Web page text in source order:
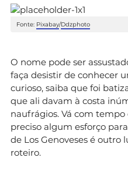
Fonte: Pixabay/Ddzphoto
O nome pode ser
faça desistir de conhecer
curioso, saiba que foi
que ali davam à costa
naufrágios. Vá com
preciso algum esforço
de Los Genoveses é outro
roteiro.